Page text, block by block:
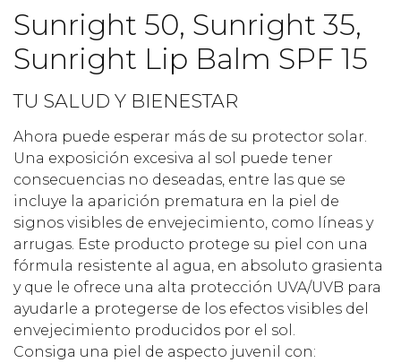
Sunright 50, Sunright 35,
Sunright Lip Balm SPF 15
TU SALUD Y BIENESTAR
Ahora puede esperar más de su protector solar.
Una exposición excesiva al sol puede tener
consecuencias no deseadas, entre las que se
incluye la aparición prematura en la piel de
signos visibles de envejecimiento, como líneas y
arrugas. Este producto protege su piel con una
fórmula resistente al agua, en absoluto grasienta
y que le ofrece una alta protección UVA/UVB para
ayudarle a protegerse de los efectos visibles del
envejecimiento producidos por el sol.
Consiga una piel de aspecto juvenil con: